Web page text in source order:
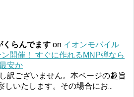
くらんでます on イオンモバイル
開催！ すぐに作れるMNP弾なら
安か
訳ございません。本ページの趣旨
しいたします。その場合にお